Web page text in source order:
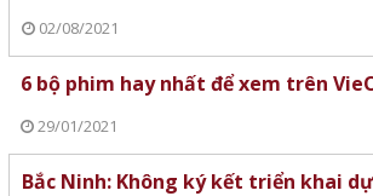
02/08/2021
6 bộ phim hay nhất để xem trên
29/01/2021
Bắc Ninh: Không ký kết triển khai